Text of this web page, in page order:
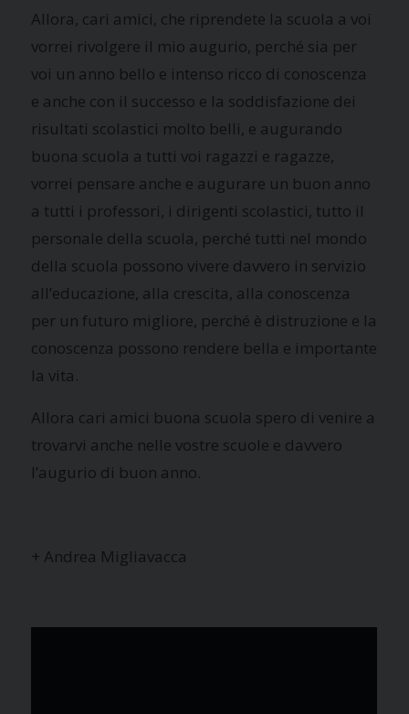
Allora, cari amici, che riprendete la scuola a voi
vorrei rivolgere il mio augurio, perché sia per
voi un anno bello e intenso ricco di conoscenza
e anche con il successo e la soddisfazione dei
risultati scolastici molto belli, e augurando
buona scuola a tutti voi ragazzi e ragazze,
vorrei pensare anche e augurare un buon anno
a tutti i professori, i dirigenti scolastici, tutto il
personale della scuola, perché tutti nel mondo
della scuola possono vivere davvero in servizio
all’educazione, alla crescita, alla conoscenza
per un futuro migliore, perché è distruzione e la
conoscenza possono rendere bella e importante
la vita.
Allora cari amici buona scuola spero di venire a
trovarvi anche nelle vostre scuole e davvero
l’augurio di buon anno.
+ Andrea Migliavacca